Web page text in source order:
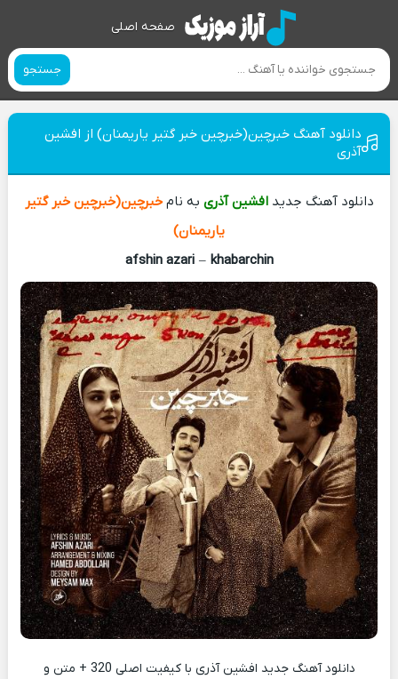
صفحه اصلی
جستجو
دانلود آهنگ خبرچین(خبرچین خبر گتیر یاریمنان) از افشین
آذری
دانلود آهنگ جدیدافشین آذری به نامخبرچین(خبرچین خبر گتیر
یاریمنان)
afshin azari – khabarchin
دانلود آهنگ جدید افشین آذری با کیفیت اصلی 320 + متن و